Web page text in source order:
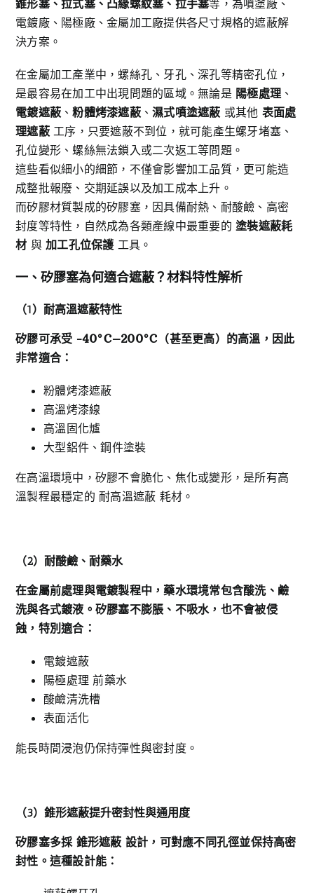
錐形塞、拉式塞、凸緣螺紋塞、拉手塞等，為噴塗廠、
電鍍廠、陽極廠、金屬加工廠提供各尺寸規格的遮蔽解
決方案。
在金屬加工產業中，螺絲孔、牙孔、深孔等精密孔位，
是最容易在加工中出現問題的區域。無論是 陽極處理 、
電鍍遮蔽 、粉體烤漆遮蔽、濕式噴塗遮蔽 或其他 表面處
理遮蔽工序，只要遮蔽不到位，就可能產生螺牙堵塞、
孔位變形、螺絲無法鎖入或二次返工等問題。
這些看似細小的細節，不僅會影響加工品質，更可能造
成整批報廢、交期延誤以及加工成本上升。
而矽膠材質製成的矽膠塞，因具備耐熱、耐酸鹼、高密
封度等特性，自然成為各類產線中最重要的塗裝遮蔽耗
材 與加工孔位保護 工具。
一、矽膠塞為何適合遮蔽？材料特性解析
（1）耐高溫遮蔽特性
矽膠可承受 -40°C–200°C （甚至更高）的高溫，因此
非常適合：
粉體烤漆遮蔽
高溫烤漆線
高溫固化爐
大型鋁件、鋼件塗裝
在高溫環境中，矽膠不會脆化、焦化或變形，是所有高
溫製程最穩定的 耐高溫遮蔽 耗材。
（2）耐酸鹼、耐藥水
在金屬前處理與電鍍製程中，藥水環境常包含酸洗、鹼
洗與各式鍍液。矽膠塞不膨脹、不吸水，也不會被侵
蝕，特別適合：
電鍍遮蔽
陽極處理 前藥水
酸鹼清洗槽
表面活化
能長時間浸泡仍保持彈性與密封度。
（3）錐形遮蔽提升密封性與通用度
矽膠塞多採 錐形遮蔽 設計，可對應不同孔徑並保持高密
封性。這種設計能：